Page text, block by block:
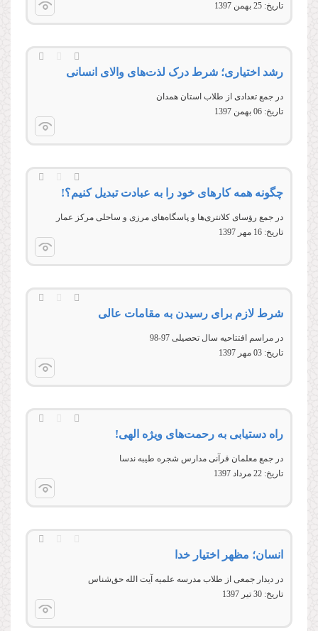
تاریخ: 25 بهمن 1397
رشد اختیاری؛ شرط درک لذت‌های والای انسانی
در جمع تعدادی از طلاب استان همدان
تاریخ: 06 بهمن 1397
چگونه همه کارهای خود را به عبادت تبدیل کنیم؟!
در جمع رؤسای کلانتری‌ها و پاسگاه‌های مرزی و ساحلی مرکز عمار
تاریخ: 16 مهر 1397
شرط لازم برای رسیدن به مقامات عالی
در مراسم افتتاحیه سال تحصیلی 97-98
تاریخ: 03 مهر 1397
راه دستیابی به رحمت‌های ويژه الهی!
در جمع معلمان قرآنی مدارس شجره طيبه ندسا
تاریخ: 22 مرداد 1397
انسان؛ مظهر اختیار خدا
در ديدار جمعی از طلاب مدرسه علمیه آيت الله حق‌شناس
تاریخ: 30 تير 1397